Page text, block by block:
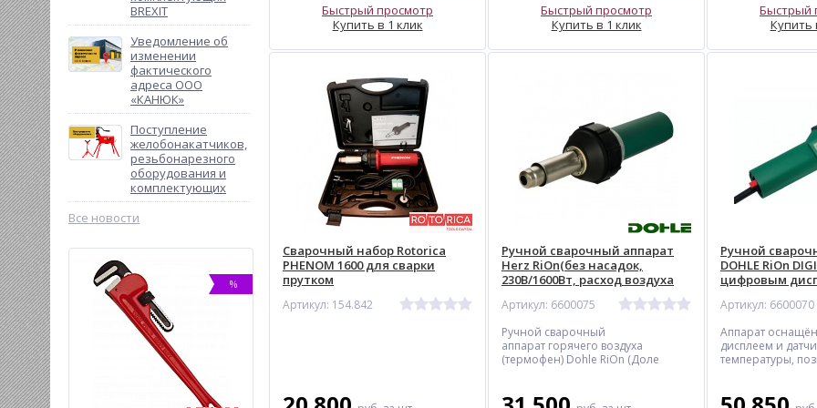
BREXIT
Уведомление об
изменении
фактического
адреса ООО
«КАНЮК»
Поступление
желобонакатчиков,
резьбонарезного
оборудования и
комплектующих
Все новости
-20% %
Быстрый просмотр
Купить в 1 клик
Быстрый просмотр
Купить в 1 клик
Быстрый
Купить
Сварочный набор Rotorica
PHENOM 1600 для сварки
прутком
Артикул: 154.842
Ручной сварочный аппарат
Herz RiOn(без насадок,
230В/1600Вт, расход воздуха
Артикул: 6600075
Ручной сварочный
аппарат горячего воздуха
(термофен) Dohle RiOn (Доле
многофункциональный,
Ручной
DOHLE RiOn
цифровым
насадок, 230В/
воздуха 250л/
Артикул: 6600070
Аппарат
дисплеем и
температуры,